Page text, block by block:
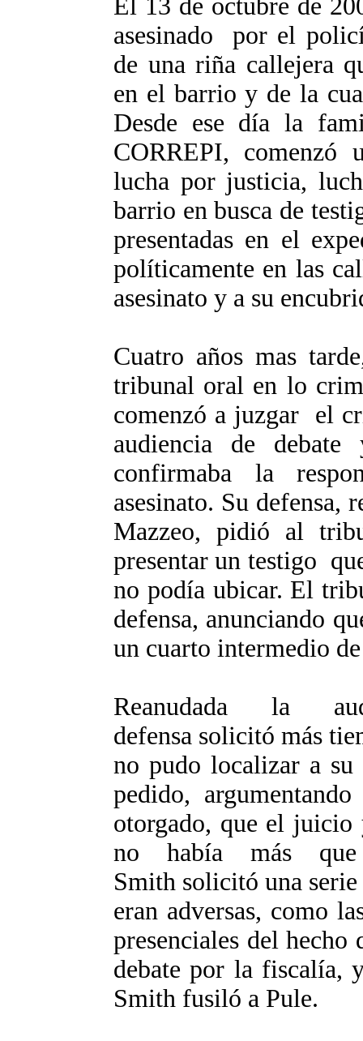
El 13 de octubre de
asesinado por el
de una riña callejera
en el barrio y de la
Desde ese día la
CORREPI,
lucha por justicia,
barrio en busca de
presentadas en el
políticamente en las
asesinato y a su
Cuatro años mas
tribunal oral en lo
comenzó a juzgar el
audiencia de debate
confirmaba la
asesinato. Su defensa,
Mazzeo, pidió al
presentar un testigo
no podía ubicar. El
defensa, anunciando
un cuarto intermedio
Reanudada la
defensa solicitó más
no pudo localizar a
pedido,
otorgado, que el juicio
no había más
Smith solicitó una
eran adversas, como
presenciales del
debate por la fiscalía,
Smith fusiló a Pule.